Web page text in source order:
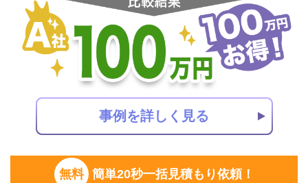
無料 簡単20秒一括見積もり依頼！
事例を詳しく見る